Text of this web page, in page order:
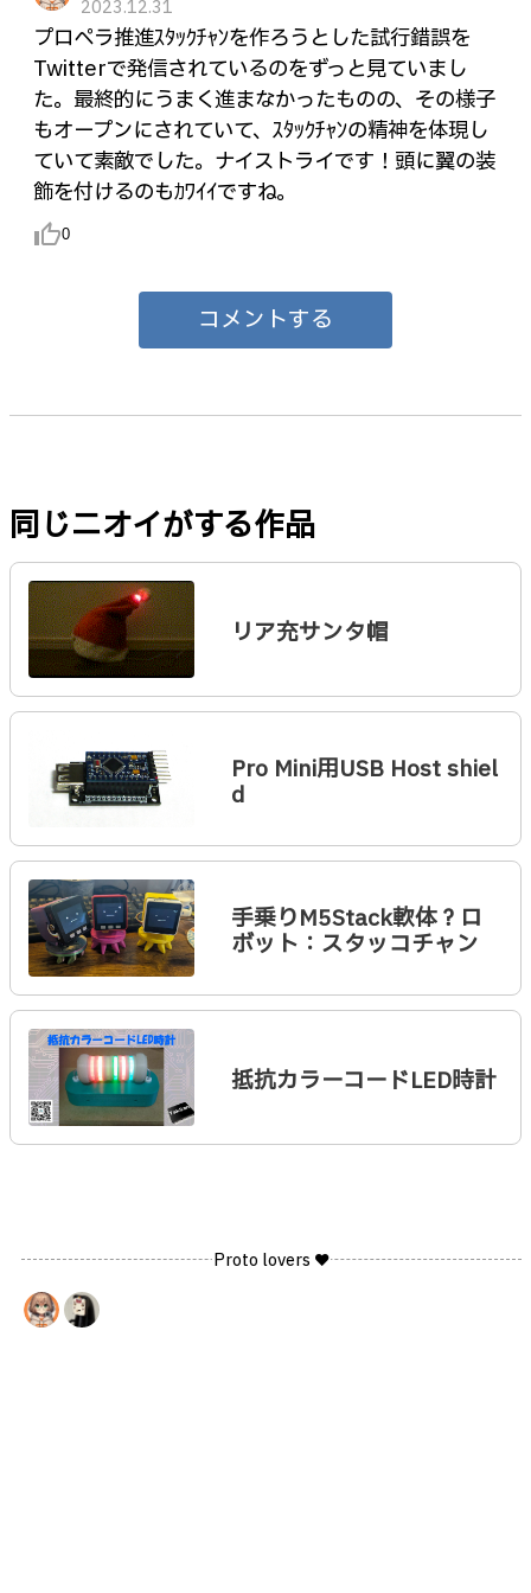
2023.12.31
プロペラ推進ｽﾀｯｸﾁｬﾝを作ろうとした試行錯誤を
Twitterで発信されているのをずっと見ていまし
た。最終的にうまく進まなかったものの、その様子
もオープンにされていて、ｽﾀｯｸﾁｬﾝの精神を体現し
ていて素敵でした。ナイストライです！頭に翼の装
飾を付けるのもｶﾜｲｲですね。
thumb_up_alt0
コメントする
同じニオイがする作品
リア充サンタ帽
Pro Mini用USB Host shiel
d
手乗りM5Stack軟体？ロ
ボット：スタッコチャン
抵抗カラーコードLED時計
Proto lovers ♥